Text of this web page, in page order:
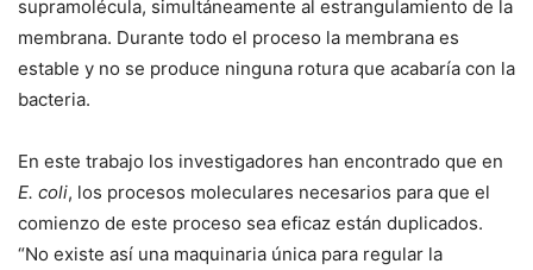
supramolécula, simultáneamente al estrangulamiento de la
membrana. Durante todo el proceso la membrana es
estable y no se produce ninguna rotura que acabaría con la
bacteria.
En este trabajo los investigadores han encontrado que en
E. coli, los procesos moleculares necesarios para que el
comienzo de este proceso sea eficaz están duplicados.
“No existe así una maquinaria única para regular la